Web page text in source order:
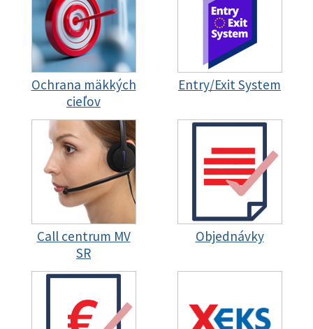
Ochrana mäkkých
cieľov
Entry/Exit System
Call centrum MV
SR
Objednávky